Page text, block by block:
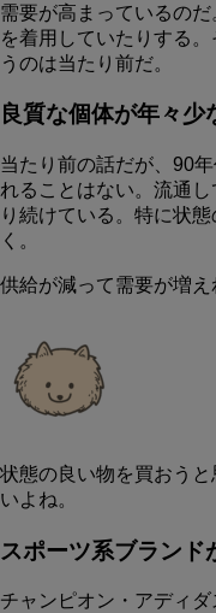
需要が高まっているの
を着用していたりする
うのは当たり前だ。
良質な個体が年々少
当たり前の話だが、90
れることはない。流通
り続けている。特に状
く。
供給が減って需要が増え
状態の良い物を買おう
いよね。
スポーツ系ブランド
チャンピオン・アディ